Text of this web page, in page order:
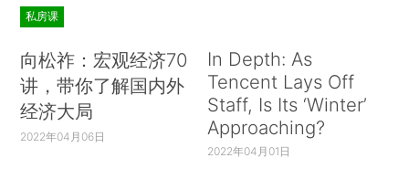
私房课
向松祚：宏观经济70
讲，带你了解国内外
经济大局
2022年04月06日
In Depth: As
Tencent Lays Off
Staff, Is Its ‘Winter’
Approaching?
2022年04月01日